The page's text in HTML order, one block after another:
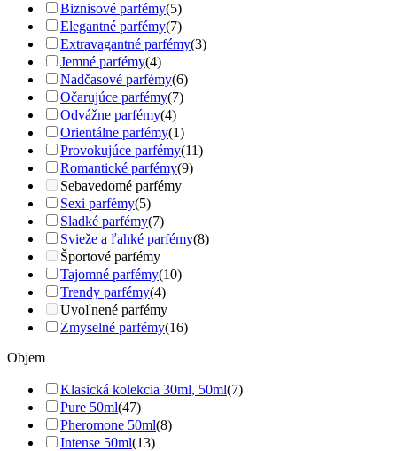
Biznisové parfémy(5)
Elegantné parfémy(7)
Extravagantné parfémy(3)
Jemné parfémy(4)
Nadčasové parfémy(6)
Očarujúce parfémy(7)
Odvážne parfémy(4)
Orientálne parfémy(1)
Provokujúce parfémy(11)
Romantické parfémy(9)
Sebavedomé parfémy
Sexi parfémy(5)
Sladké parfémy(7)
Svieže a ľahké parfémy(8)
Športové parfémy
Tajomné parfémy(10)
Trendy parfémy(4)
Uvoľnené parfémy
Zmyselné parfémy(16)
Objem
Klasická kolekcia 30ml, 50ml(7)
Pure 50ml(47)
Pheromone 50ml(8)
Intense 50ml(13)